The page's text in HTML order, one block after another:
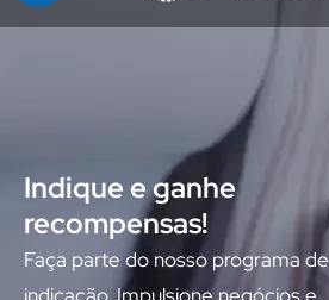
Indique e ganhe
recompensas!
Faça parte do nosso programa de